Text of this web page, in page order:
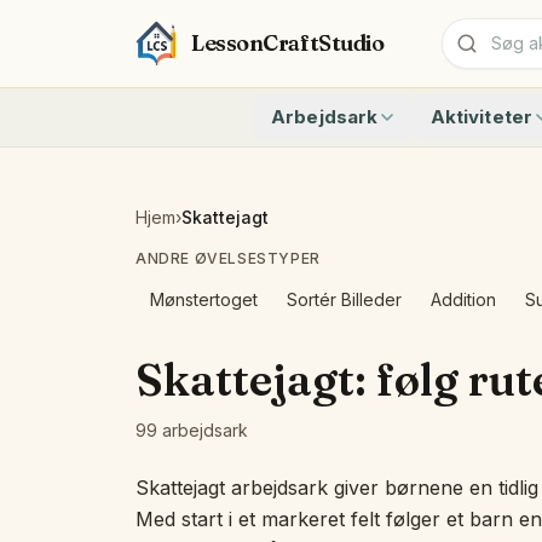
LessonCraftStudio
Arbejdsark
Addition
Kryptogram
Ordsøgning
Matchning
Aktiviteter
Tæl til 10
Addition Og
Hurtige
Genkend
Hjem›Skattejagt
ANDRE ØVELSESTYPER
Mønstertoget Sortér Billeder Addition
Skattejagt: følg
99 arbejdsark
Skattejagt arbejdsark giver børnene en
Med start i et markeret felt følger et barn